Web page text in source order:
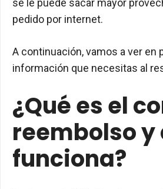
se le puede sacar mayor
pedido por internet.
A continuación, vamos a ver en
información que necesitas al
¿Qué es el
reembolso y
funciona?